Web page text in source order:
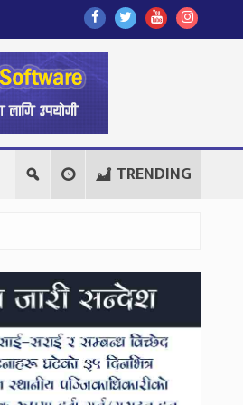
Find
Us
On
Facebook
Find
Us
Find
Us
Follow
Us
TRENDING